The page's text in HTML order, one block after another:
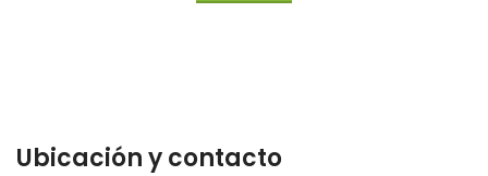
Ubicación y contacto